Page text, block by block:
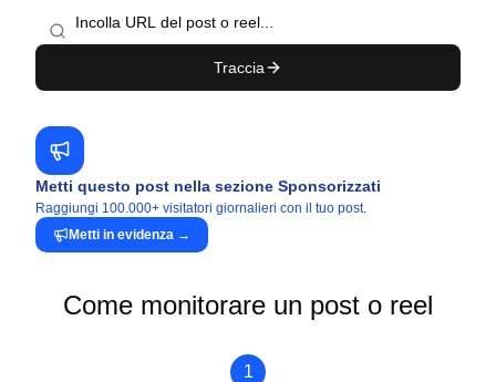
Traccia
Metti questo post nella sezione Sponsorizzati
Raggiungi 100.000+ visitatori giornalieri con il tuo post.
Metti in evidenza →
Come monitorare un post o reel
1